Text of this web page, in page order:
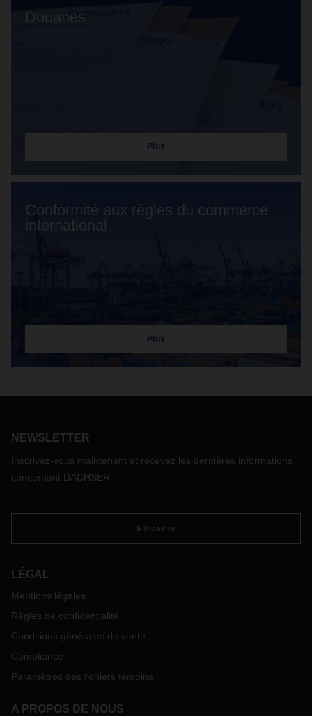
Douanes
Plus
Conformité aux règles du commerce
international
Plus
NEWSLETTER
Inscrivez-vous maintenant et recevez les dernières informations
concernant DACHSER
S'inscrire
LÉGAL
Mentions légales
Règles de confidentialité
Conditions générales de vente
Compliance
Paramètres des fichiers témoins
A PROPOS DE NOUS